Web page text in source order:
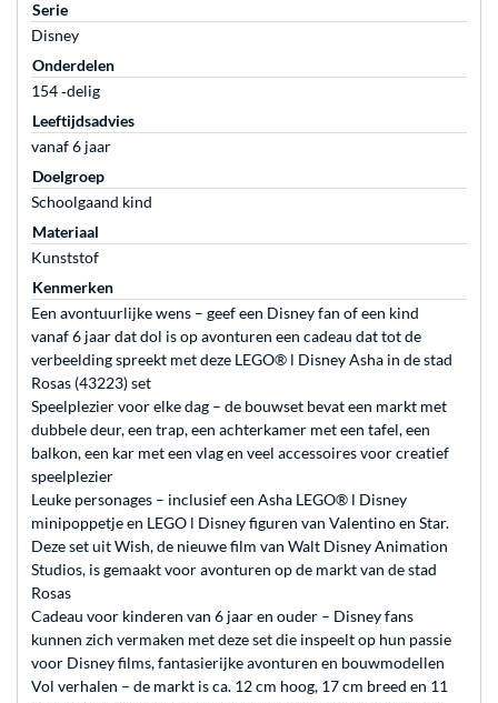
Serie
Disney
Onderdelen
154 ‐delig
Leeftijdsadvies
vanaf 6 jaar
Doelgroep
Schoolgaand kind
Materiaal
Kunststof
Kenmerken
Een avontuurlijke wens – geef een Disney fan of een kind
vanaf 6 jaar dat dol is op avonturen een cadeau dat tot de
verbeelding spreekt met deze LEGO® ǀ Disney Asha in de stad
Rosas (43223) set
Speelplezier voor elke dag – de bouwset bevat een markt met
dubbele deur, een trap, een achterkamer met een tafel, een
balkon, een kar met een vlag en veel accessoires voor creatief
speelplezier
Leuke personages – inclusief een Asha LEGO® ǀ Disney
minipoppetje en LEGO ǀ Disney figuren van Valentino en Star.
Deze set uit Wish, de nieuwe film van Walt Disney Animation
Studios, is gemaakt voor avonturen op de markt van de stad
Rosas
Cadeau voor kinderen van 6 jaar en ouder – Disney fans
kunnen zich vermaken met deze set die inspeelt op hun passie
voor Disney films, fantasierijke avonturen en bouwmodellen
Vol verhalen – de markt is ca. 12 cm hoog, 17 cm breed en 11